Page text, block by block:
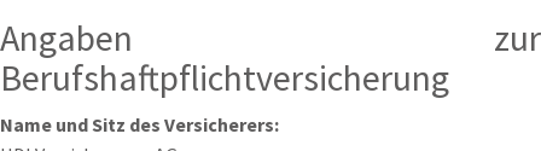
Angaben zur
Berufshaftpflichtversicherung
Name und Sitz des Versicherers: